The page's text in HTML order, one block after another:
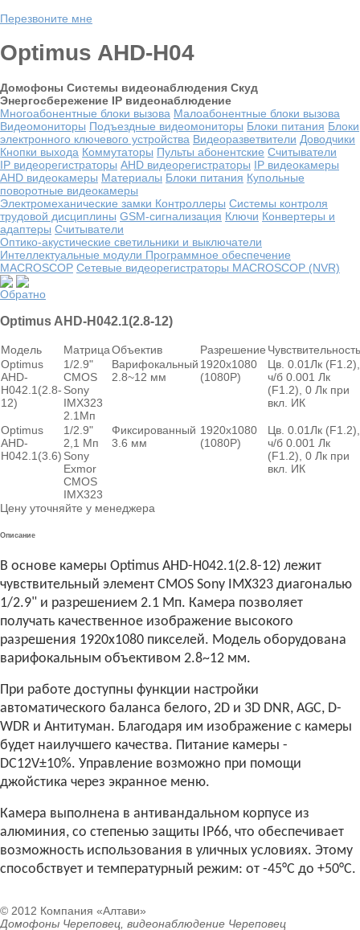
Перезвоните мне
Optimus AHD-H04
Домофоны Системы видеонаблюдения Скуд
Энергосбережение IP видеонаблюдение
Многоабонентные блоки вызова Малоабонентные блоки вызова
Видеомониторы Подъездные видеомониторы Блоки питания Блоки
электронного ключевого устройства Видеоразветвители Доводчики
Кнопки выхода Коммутаторы Пульты абонентские Считыватели
IP видеорегистраторы AHD видеорегистраторы IP видеокамеры
AHD видеокамеры Материалы Блоки питания Купольные
поворотные видеокамеры
Электромеханические замки Контроллеры Системы контроля
трудовой дисциплины GSM-сигнализация Ключи Конвертеры и
адаптеры Считыватели
Оптико-акустические светильники и выключатели
Интеллектуальные модули Программное обеспечение
MACROSCOP Сетевые видеорегистраторы MACROSCOP (NVR)
Обратно
Optimus AHD-H042.1(2.8-12)
Модель МатрицаОбъектив Разрешение Чувствительность
Optimus
AHD-
H042.1(2.8-
12)
1/2.9"
CMOS
Sony
IMX323
2.1Мп
Варифокальный
2.8~12 мм
1920х1080
(1080P)
Цв. 0.01Лк (F1.2),
ч/б 0.001 Лк
(F1.2), 0 Лк при
вкл. ИК
Optimus
AHD-
H042.1(3.6)
1/2.9"
2,1 Мп
Sony
Exmor
CMOS
IMX323
Фиксированный
3.6 мм
1920х1080
(1080P)
Цв. 0.01Лк (F1.2),
ч/б 0.001 Лк
(F1.2), 0 Лк при
вкл. ИК
Цену уточняйте у менеджера
Описание
В основе камеры Optimus AHD-H042.1(2.8-12) лежит
чувствительный элемент CMOS Sony IMX323 диагональю
1/2.9" и разрешением 2.1 Мп. Камера позволяет
получать качественное изображение высокого
разрешения 1920х1080 пикселей. Модель оборудована
варифокальным объективом 2.8~12 мм.
При работе доступны функции настройки
автоматического баланса белого, 2D и 3D DNR, AGC, D-
WDR и Антитуман. Благодаря им изображение с камеры
будет наилучшего качества. Питание камеры -
DC12V±10%. Управление возможно при помощи
джойстика через экранное меню.
Камера выполнена в антивандальном корпусе из
алюминия, со степенью защиты IP66, что обеспечивает
возможность использования в уличных условиях. Этому
способствует и температурный режим: от -45°С до +50°С.
© 2012 Компания «Алтави»
Домофоны Череповец, видеонаблюдение Череповец